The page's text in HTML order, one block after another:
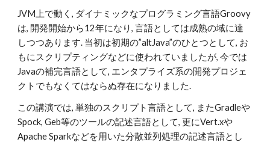
JVM上で動く, ダイナミックなプログラミング言語Groovy
は, 開発開始から12年になり, 言語としては成熟の域に達
しつつあります. 当初は初期の”altJava”のひとつとして, お
もにスクリプティングなどに使われていましたが, 今では
Javaの補完言語として, エンタプライズ系の開発プロジェ
クトでもなくてはならぬ存在になりました.
この講演では, 単独のスクリプト言語として, またGradleや
Spock, Geb等のツールの記述言語として, 更にVert.xや
Apache Sparkなどを用いた分散並列処理の記述言語とし